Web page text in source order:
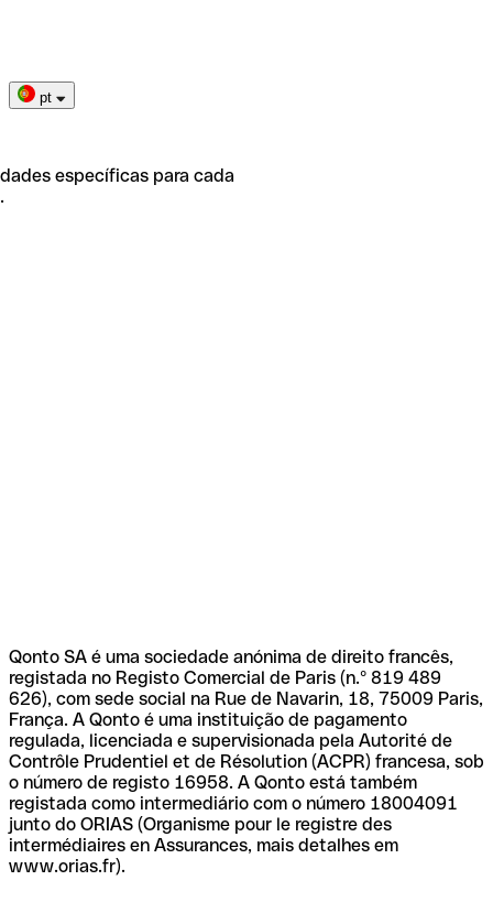
pt
específicas para cada
Qonto SA é uma sociedade anónima de direito francês,
registada no Registo Comercial de Paris (n.º 819 489
626), com sede social na Rue de Navarin, 18, 75009 Paris,
França. A Qonto é uma instituição de pagamento
regulada, licenciada e supervisionada pela Autorité de
Contrôle Prudentiel et de Résolution (ACPR) francesa, sob
o número de registo 16958. A Qonto está também
registada como intermediário com o número 18004091
junto do ORIAS (Organisme pour le registre des
intermédiaires en Assurances, mais detalhes em
www.orias.fr).